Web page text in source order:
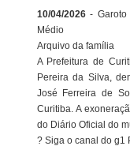
10/04/2026-
Médio
Arquivo da família
A Prefeitura de
Pereira da Silva,
José Ferreira de
Curitiba. A
do Diário Oficial do
? Siga o canal do g1